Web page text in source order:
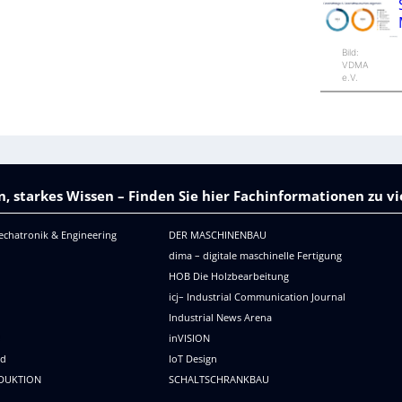
Bild:
VDMA
e.V.
starkes Wissen – Finden Sie hier Fachinformationen zu
& Engineering
DER MASCHINENBAU
dima – digitale maschinelle Fertigung
HOB Die Holzbearbeitung
icj– Industrial Communication Journal
Industrial News Arena
inVISION
IoT Design
SCHALTSCHRANKBAU